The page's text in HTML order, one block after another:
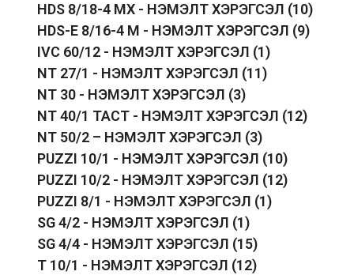
HDS 8/18-4 MX - НЭМЭЛТ ХЭРЭГСЭЛ (10)
HDS-E 8/16-4 M - НЭМЭЛТ ХЭРЭГСЭЛ (9)
IVC 60/12 - НЭМЭЛТ ХЭРЭГСЭЛ (1)
NT 27/1 - НЭМЭЛТ ХЭРЭГСЭЛ (11)
NT 30 - НЭМЭЛТ ХЭРЭГСЭЛ (3)
NT 40/1 TACT - НЭМЭЛТ ХЭРЭГСЭЛ (12)
NT 50/2 – НЭМЭЛТ ХЭРЭГСЭЛ (3)
PUZZI 10/1 - НЭМЭЛТ ХЭРЭГСЭЛ (10)
PUZZI 10/2 - НЭМЭЛТ ХЭРЭГСЭЛ (12)
PUZZI 8/1 - НЭМЭЛТ ХЭРЭГСЭЛ (1)
SG 4/2 - НЭМЭЛТ ХЭРЭГСЭЛ (1)
SG 4/4 - НЭМЭЛТ ХЭРЭГСЭЛ (15)
T 10/1 - НЭМЭЛТ ХЭРЭГСЭЛ (12)